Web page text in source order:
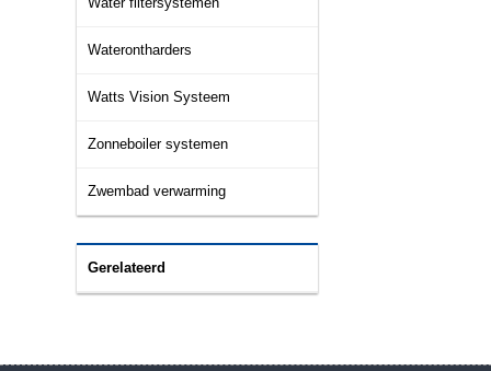
Waterontharders
Watts Vision Systeem
Zonneboiler systemen
Zwembad verwarming
Gerelateerd